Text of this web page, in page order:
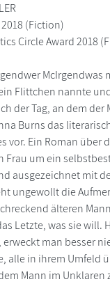
(Fiction)
Circle Award 2018
McIrgendwas
Flittchen nannte
der Tag, an dem der
Burns das
vor. Ein Roman über
Frau um ein
ausgezeichnet mit
ungewollt die
älteren
Letzte, was sie will.
man besser
alle in ihrem Umfeld
Mann im Unklaren